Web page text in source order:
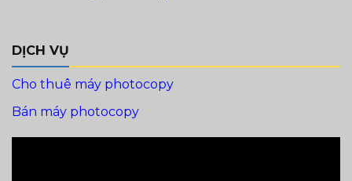
DỊCH VỤ
Cho thuê máy photocopy
Bán máy photocopy